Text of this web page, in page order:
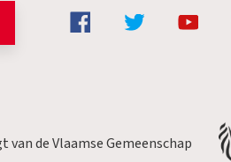
de Vlaamse Gemeenschap